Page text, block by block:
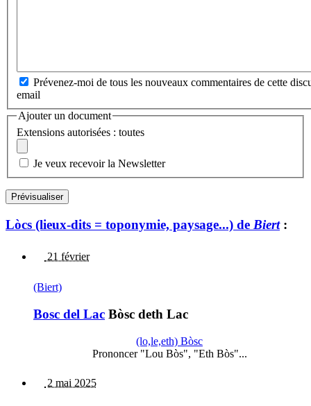
Prévenez-moi de tous les nouveaux commentaires de cette
email
Ajouter un document
Extensions autorisées : toutes
Je veux recevoir la Newsletter
Lòcs (lieux-dits = toponymie, paysage...) de Biert:
21 février
(Biert)
Bosc del Lac Bòsc deth Lac
(lo,le,eth) Bòsc
Prononcer "Lou Bòs", "Eth Bòs"...
2 mai 2025